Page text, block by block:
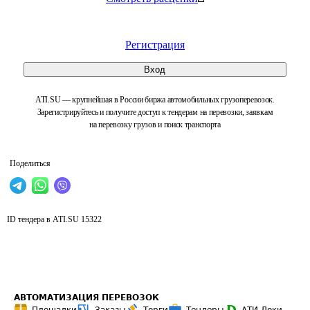
Регистрация
Вход
ATI.SU — крупнейшая в России биржа автомобильных грузоперевозок.
Зарегистрируйтесь и получите доступ к тендерам на перевозки, заявкам
на перевозку грузов и поиск транспорта
Поделиться
ID тендера в ATI.SU 15322
АВТОМАТИЗАЦИЯ ПЕРЕВОЗОК